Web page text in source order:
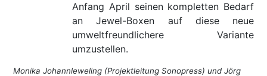
Anfang April seinen kompletten Bedarf
an Jewel-Boxen auf diese neue
umweltfreundlichere Variante
umzustellen.
Monika Johannleweling (Projektleitung Sonopress) und Jörg